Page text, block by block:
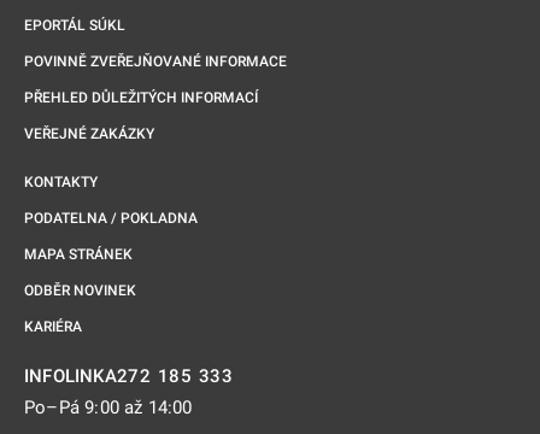
EPORTÁL SÚKL
POVINNĚ ZVEŘEJŇOVANÉ INFORMACE
PŘEHLED DŮLEŽITÝCH INFORMACÍ
VEŘEJNÉ ZAKÁZKY
KONTAKTY
PODATELNA / POKLADNA
MAPA STRÁNEK
ODBĚR NOVINEK
KARIÉRA
INFOLINKA272 185 333
Po–Pá 9:00 až 14:00